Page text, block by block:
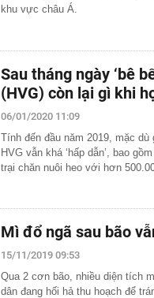
khu vực châu Á.
Sau tháng ngày ‘bê
(HVG) còn lại gì khi
06/01/2020 11:09
Tính đến đầu năm 2019, mặc
HVG vẫn khá ‘hấp dẫn’, bao
trại chăn nuôi heo với hơn
Mì đổ ngã sau bão
15/11/2019 09:53
Qua 2 cơn bão, nhiều diện tích
dân đang hối hả thu hoạch để